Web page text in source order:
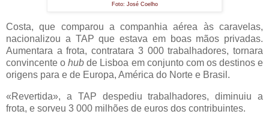
Foto: José Coelho
Costa, que comparou a companhia aérea às caravelas,
nacionalizou a TAP que estava em boas mãos privadas.
Aumentara a frota, contratara 3 000 trabalhadores, tornara
convincente ohub de Lisboa em conjunto com os destinos e
origens para e de Europa, América do Norte e Brasil.
«Revertida», a TAP despediu trabalhadores, diminuiu a
frota, e sorveu 3 000 milhões de euros dos contribuintes.